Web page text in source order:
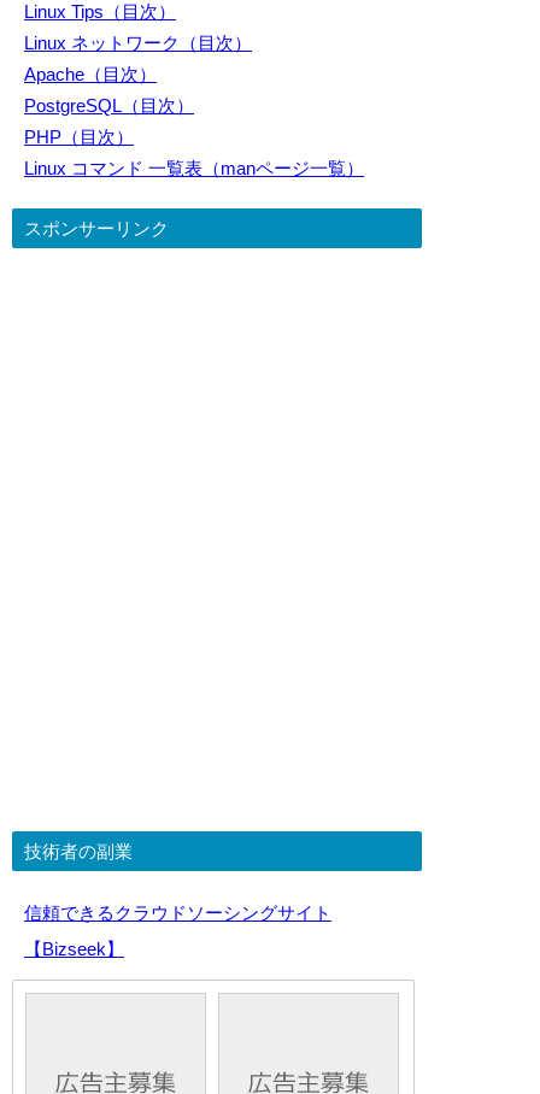
Linux Tips（目次）
Linux ネットワーク（目次）
Apache（目次）
PostgreSQL（目次）
PHP（目次）
Linux コマンド 一覧表（manページ一覧）
スポンサーリンク
技術者の副業
信頼できるクラウドソーシングサイト
【Bizseek】